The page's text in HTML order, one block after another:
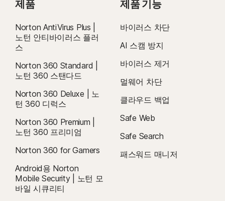
제품
Norton AntiVirus Plus |
노턴 안티바이러스 플러
스
Norton 360 Standard |
노턴 360 스탠다드
Norton 360 Deluxe | 노
턴 360 디럭스
Norton 360 Premium |
노턴 360 프리미엄
Norton 360 for Gamers
Android용 Norton
Mobile Security | 노턴 모
바일 시큐리티
제품 기능
바이러스 차단
AI 스캠 방지
바이러스 제거
멀웨어 차단
클라우드 백업
Safe Web
Safe Search
패스워드 매니저